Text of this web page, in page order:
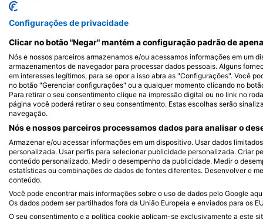
J F M A M J J A S O N D J F M A M
Centros de mergulho que servem
Configurações de privacidade
Clicar no botão "Negar" mantém a configuração padrão de
Nós e nossos parceiros armazenamos e/ou acessamos informações em um
armazenamentos de navegador para processar dados pessoais. Alguns
em interesses legítimos, para se opor a isso abra as "Configurações". Você
no botão "Gerenciar configurações" ou a qualquer momento clicando no
Para retirar o seu consentimento clique na impressão digital ou no link no
página você poderá retirar o seu consentimento. Estas escolhas serão
navegação.
Nós e nossos parceiros processamos dados para analisar o
Armazenar e/ou acessar informações em um dispositivo. Usar dados
personalizada. Usar perfis para selecionar publicidade personalizada. Criar
conteúdo personalizado. Medir o desempenho da publicidade. Medir o
estatísticas ou combinações de dados de fontes diferentes. Desenvolver e
conteúdo.
Você pode encontrar mais informações sobre o uso de dados pelo Google
Os dados podem ser partilhados fora da União Europeia e enviados para os
O seu consentimento e a política cookie aplicam-se exclusivamente a este